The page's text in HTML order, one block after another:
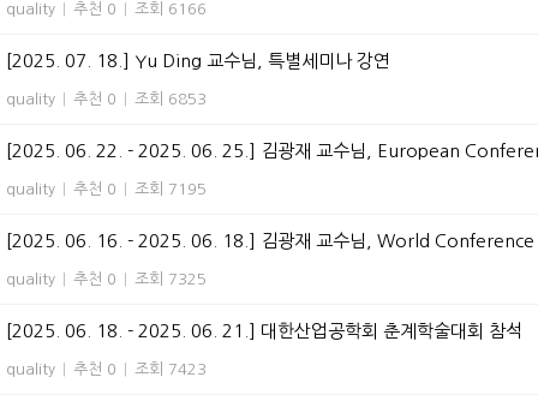
quality 추천 0 조회 6166
[2025. 07. 18.] Yu Ding 교수님, 특별세미나 강연
quality 추천 0 조회 6853
[2025. 06. 22. - 2025. 06. 25.] 김광재 교수님, European
quality 추천 0 조회 7195
[2025. 06. 16. - 2025. 06. 18.] 김광재 교수님, World
quality 추천 0 조회 7325
[2025. 06. 18. - 2025. 06. 21.] 대한산업공학회 춘계학술대회 참석
quality 추천 0 조회 7423